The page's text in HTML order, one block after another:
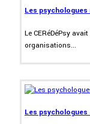
Les
Le CERéDéPsy
organisations...
Les